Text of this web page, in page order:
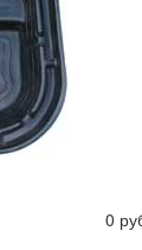
0